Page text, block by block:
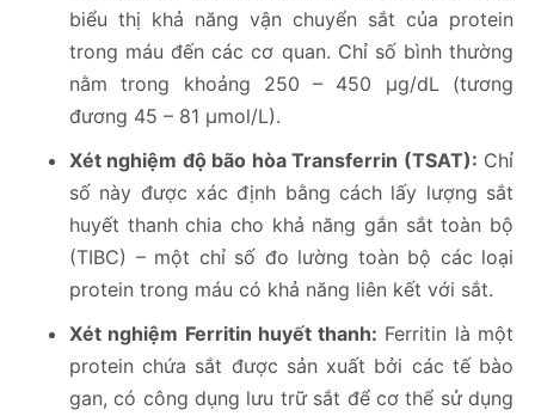
biểu thị khả năng vận chuyển sắt của protein
trong máu đến các cơ quan. Chỉ số bình thường
nằm trong khoảng 250 – 450 μg/dL (tương
đương 45 – 81 μmol/L).
Xét nghiệm độ bão hòa Transferrin (TSAT): Chỉ
số này được xác định bằng cách lấy lượng sắt
huyết thanh chia cho khả năng gắn sắt toàn bộ
(TIBC) – một chỉ số đo lường toàn bộ các loại
protein trong máu có khả năng liên kết với sắt.
Xét nghiệm Ferritin huyết thanh: Ferritin là một
protein chứa sắt được sản xuất bởi các tế bào
gan, có công dụng lưu trữ sắt để cơ thể sử dụng